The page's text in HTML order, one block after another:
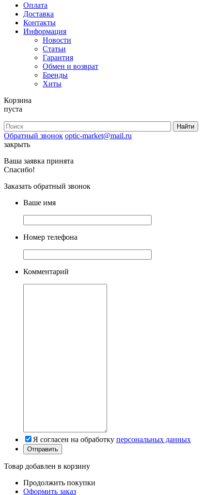
Оплата
Доставка
Контакты
Информация
Новости
Статьи
Гарантия
Обмен и возврат
Бренды
Хиты
Корзина
пуста
Обратный звонок optic-market@mail.ru
закрыть
Ваша заявка принята
Спасибо!
Заказать обратный звонок
Ваше имя
Номер телефона
Комментарий
Я согласен на обработку персональных данных
Товар добавлен в корзину
Продолжить покупки
Оформить заказ